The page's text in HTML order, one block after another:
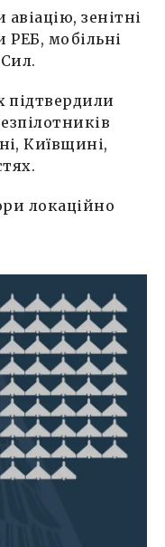
зенітні
РЕБ, мобільні
підтвердили
Київщині,
локаційно